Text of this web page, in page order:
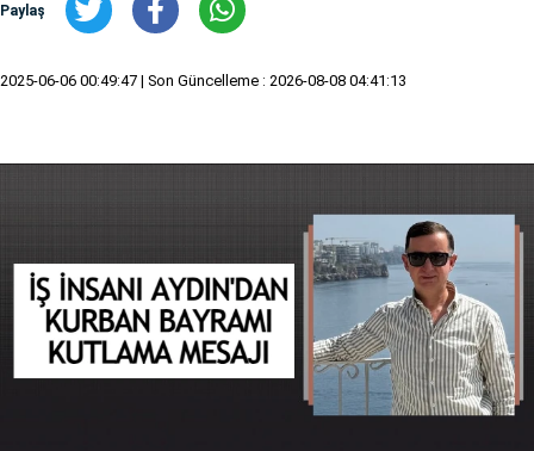
Paylaş
2025-06-06 00:49:47 | Son Güncelleme : 2026-08-08 04:41:13